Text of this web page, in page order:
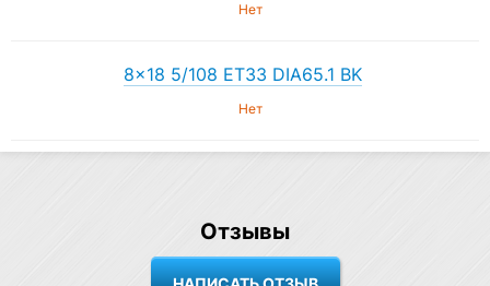
Нет
8×18 5/108 ET33 DIA65.1 BK
Нет
Отзывы